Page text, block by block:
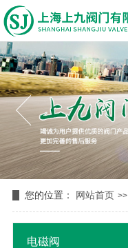
您的位置： 网站首页 >>
电磁阀